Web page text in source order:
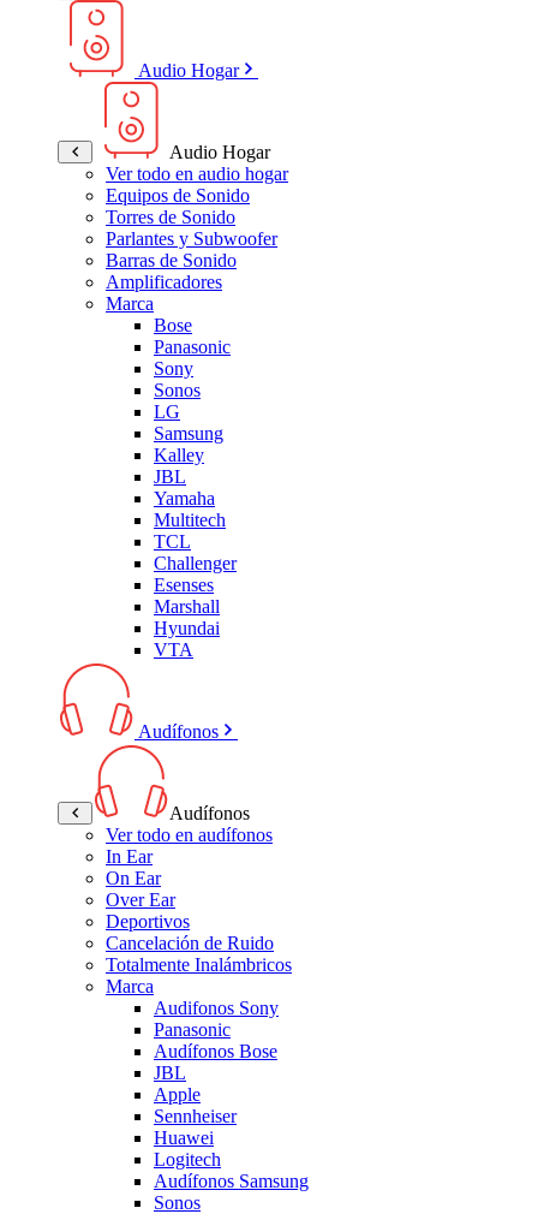
Audio Hogar
Audio Hogar
Ver todo en audio hogar
Equipos de Sonido
Torres de Sonido
Parlantes y Subwoofer
Barras de Sonido
Amplificadores
Marca
Bose
Panasonic
Sony
Sonos
LG
Samsung
Kalley
JBL
Yamaha
Multitech
TCL
Challenger
Esenses
Marshall
Hyundai
VTA
Audífonos
Audífonos
Ver todo en audífonos
In Ear
On Ear
Over Ear
Deportivos
Cancelación de Ruido
Totalmente Inalámbricos
Marca
Audifonos Sony
Panasonic
Audífonos Bose
JBL
Apple
Sennheiser
Huawei
Logitech
Audífonos Samsung
Sonos